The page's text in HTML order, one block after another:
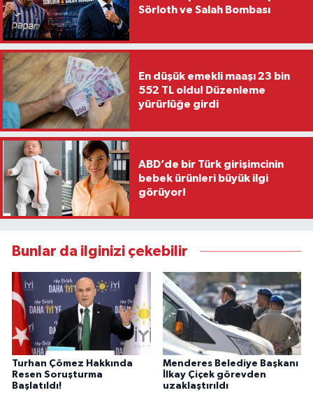
Sörloth ve Salah Bombası
En düşük emekli maaşı 23 bin
552 TL oldu! Düzenleme
yürürlüğe girdi
ABD’de bir Türk girişimcinin
bebek ürünleri büyük ilgi
görüyor!
Bunlar da ilginizi çekebilir
Turhan Çömez Hakkında
Resen Soruşturma
Başlatıldı!
Menderes Belediye Başkanı
İlkay Çiçek görevden
uzaklaştırıldı